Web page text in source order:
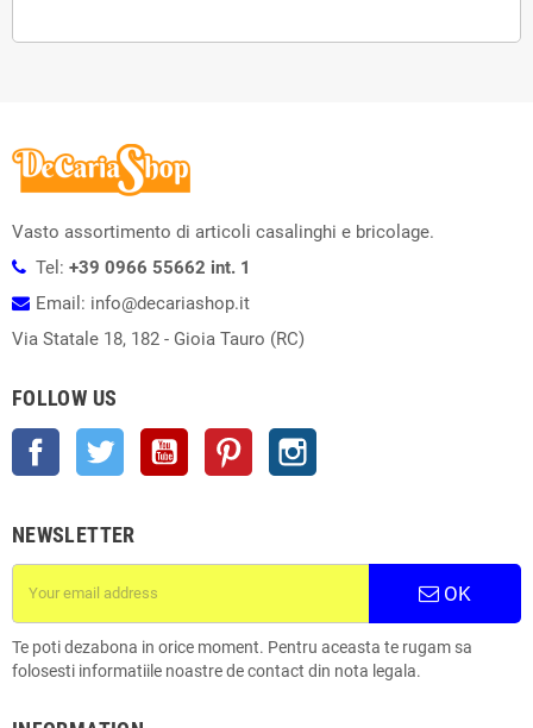
Vasto assortimento di articoli casalinghi e bricolage.
Tel: +39 0966 55662 int. 1
Email: info@decariashop.it
Via Statale 18, 182 - Gioia Tauro (RC)
FOLLOW US
Facebook Twitter YouTube Pinterest
NEWSLETTER
OK
Te poti dezabona in orice moment. Pentru aceasta te rugam sa
folosesti informatiile noastre de contact din nota legala.